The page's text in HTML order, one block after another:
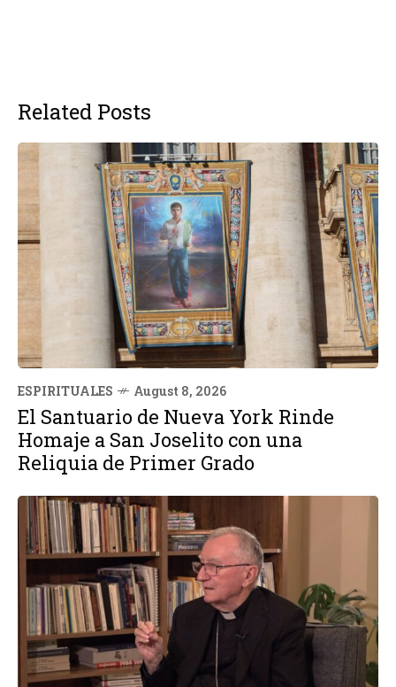
Related Posts
ESPIRITUALES August 8, 2026
El Santuario de Nueva York Rinde
Homaje a San Joselito con una
Reliquia de Primer Grado